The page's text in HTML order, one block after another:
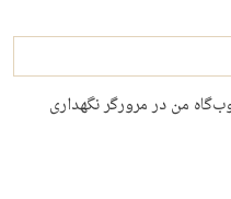
من در مرورگر نگهداری